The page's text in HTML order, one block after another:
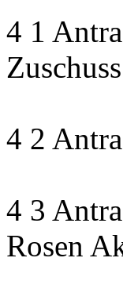
4 1
4 2
4 3
Rosen